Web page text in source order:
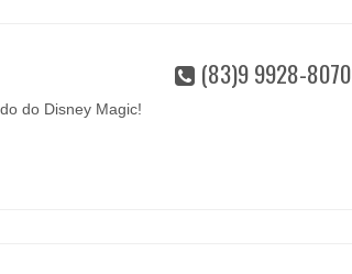
(83)9 9928-8070
do Disney Magic!